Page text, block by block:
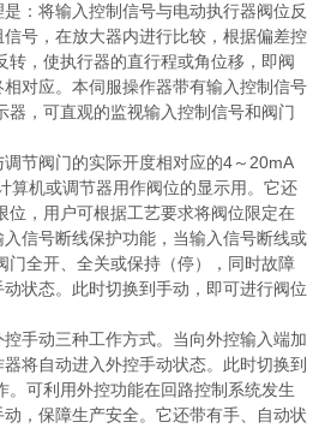
将输入控制信号与电动执行器阀位反
号，在放大器内进行比较，根据偏差控
转，使执行器的直行程或角位移，即阀
对应。本伺服操作器带有输入控制信号
器，可直观的监视输入控制信号和阀门
节阀门的实际开度相对应的4～20mA
算机或调节器用作阀位的显示用。它还
位，用户可根据工艺要求将阀位限定在
信号断线保护功能，当输入信号断线或
门全开、全关或保持（停），同时故障
状态。此时切换到手动，即可进行阀位
动三种工作方式。当向外控输入端加
将自动进入外控手动状态。此时切换到
。可利用外控功能在回路控制系统发生
，保障生产安全。它还带有手、自动状